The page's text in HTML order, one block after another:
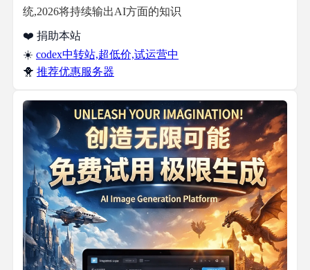
统,2026将持续输出AI方面的知识
❤️ 捐助本站
☀️ codex中转站,超低价,试运营中
🐥 推荐优惠服务器